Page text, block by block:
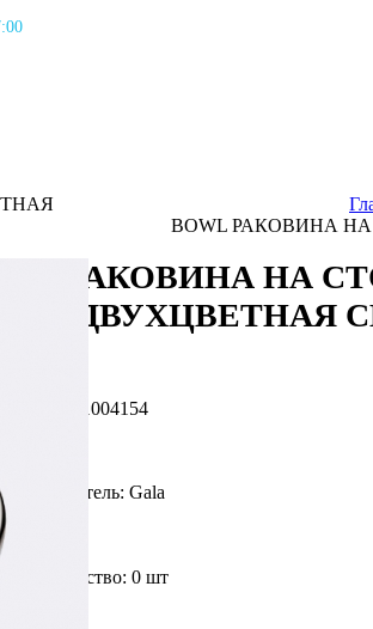
BOWL РАКОВИНА
РАКОВИНА НА
ДВУХЦВЕТНАЯ
GAL_G1004154
Gala
количество: 0 шт